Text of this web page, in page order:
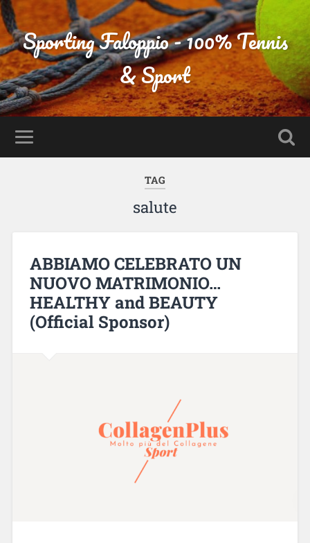
Sporting Faloppio - 100% Tennis
& Sport
TAG
salute
ABBIAMO CELEBRATO UN
NUOVO MATRIMONIO…
HEALTHY and BEAUTY
(Official Sponsor)